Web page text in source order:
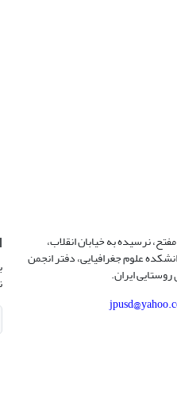
نرسیده به خیابان انقلاب،
علوم جغرافیایی، دفتر انجمن
روستایی ایران.